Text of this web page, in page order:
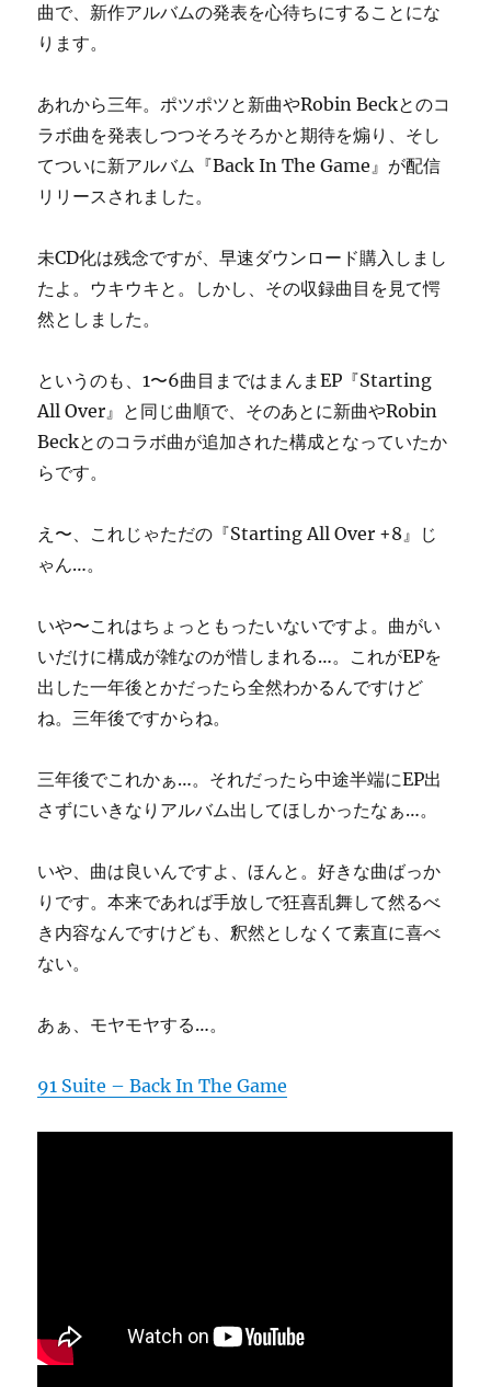
曲で、新作アルバムの発表を心待ちにすることにな
ります。
あれから三年。ポツポツと新曲やRobin Beckとのコ
ラボ曲を発表しつつそろそろかと期待を煽り、そし
てついに新アルバム『Back In The Game』が配信
リリースされました。
未CD化は残念ですが、早速ダウンロード購入しまし
たよ。ウキウキと。しかし、その収録曲目を見て愕
然としました。
というのも、1〜6曲目まではまんまEP『Starting
All Over』と同じ曲順で、そのあとに新曲やRobin
Beckとのコラボ曲が追加された構成となっていたか
らです。
え〜、これじゃただの『Starting All Over +8』じ
ゃん…。
いや〜これはちょっともったいないですよ。曲がい
いだけに構成が雑なのが惜しまれる…。これがEPを
出した一年後とかだったら全然わかるんですけど
ね。三年後ですからね。
三年後でこれかぁ…。それだったら中途半端にEP出
さずにいきなりアルバム出してほしかったなぁ…。
いや、曲は良いんですよ、ほんと。好きな曲ばっか
りです。本来であれば手放しで狂喜乱舞して然るべ
き内容なんですけども、釈然としなくて素直に喜べ
ない。
あぁ、モヤモヤする…。
91 Suite – Back In The Game